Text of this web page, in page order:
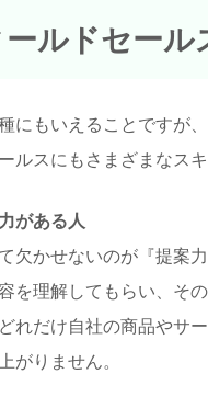
ルドセー
にもいえることですが
ルスにもさまざまなス
がある人
欠かせないのが『提案
を理解してもらい、そ
れだけ自社の商品やサ
がりません。